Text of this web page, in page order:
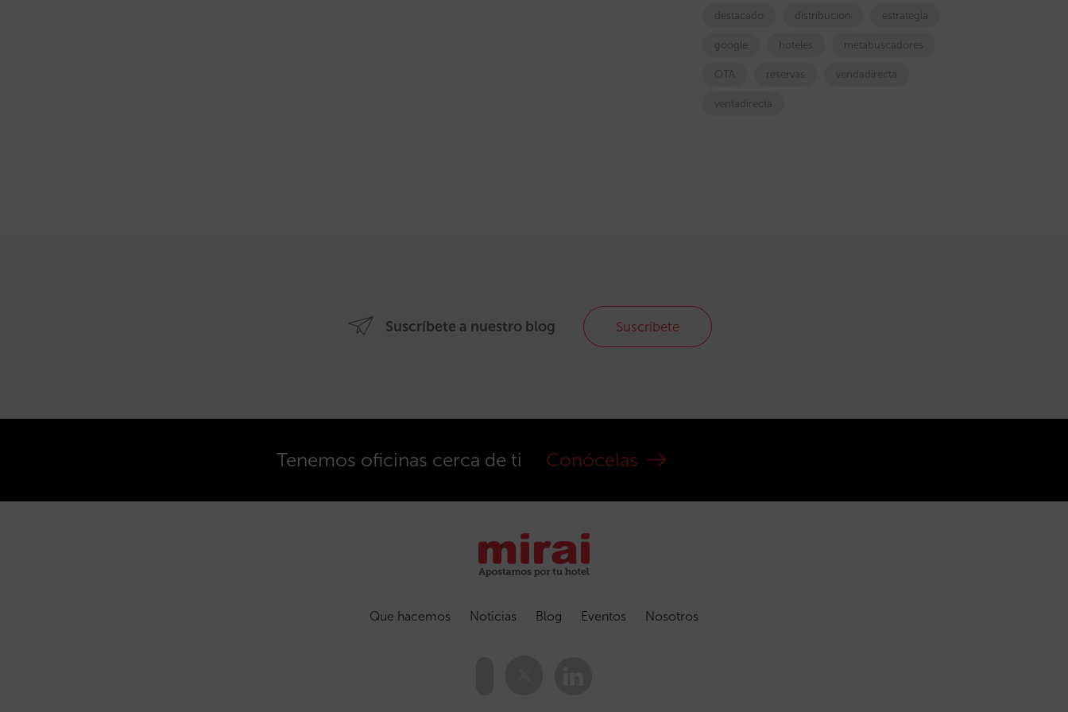
destacado distribucion estrategia
google hoteles metabuscadores
OTA reservas vendadirecta
ventadirecta
Suscríbete a nuestro blog Suscríbete
Tenemos oficinas cerca de ti Conócelas
Que hacemos Noticias Blog Eventos Nosotros